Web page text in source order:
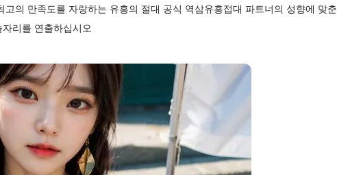
의 만족도를 자랑하는 유흥의 절대 공식 역삼유흥접대 파트너의 성향에 맞춘
리를 연출하십시오